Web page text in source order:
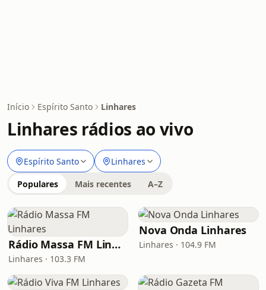
Início Espírito Santo Linhares
Linhares rádios ao vivo
Espírito Santo Linhares
Populares Mais recentes A–Z
Rádio Massa FM Linhares
Linhares · 103.3 FM
Nova Onda Linhares
Linhares · 104.9 FM